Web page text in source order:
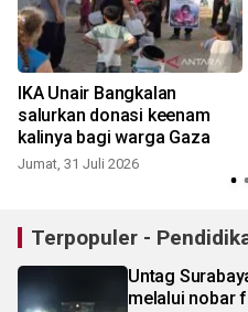
IKA Unair Bangkalan
salurkan donasi keenam
kalinya bagi warga Gaza
Jumat, 31 Juli 2026
Terpopuler -
Untag
melalui nobar